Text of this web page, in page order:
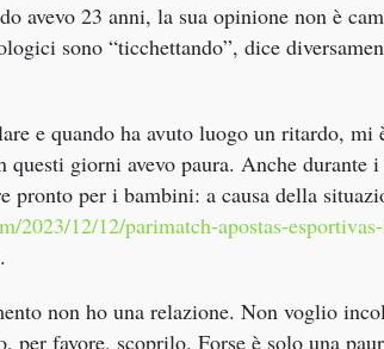
avevo 23 anni, la sua opinione non è
sono “ticchettando”, dice
e quando ha avuto luogo un ritardo, mi
questi giorni avevo paura. Anche
pronto per i bambini: a causa della
2023/12/12/parimatch-apostas-
non ho una relazione. Non voglio
per favore, scoprilo. Forse è solo una